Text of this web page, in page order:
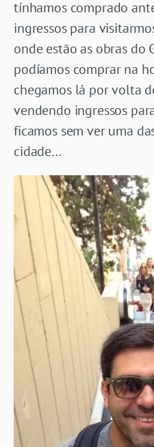
tínhamos comprado
ingressos para
onde estão as obras do
podíamos comprar na
chegamos lá por volta
vendendo ingressos
ficamos sem ver uma
cidade…